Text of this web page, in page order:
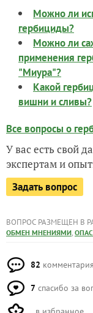
Можно ли
гербициды?
Можно ли
применения
"Миура"?
Какой
вишни и сливы?
Все вопросы о
У вас есть свой
экспертам и
Задать вопрос
ВОПРОС РАЗМЕЩЕН В
ОБМЕН МНЕНИЯМИ,
82 комментария
7 спасибо за